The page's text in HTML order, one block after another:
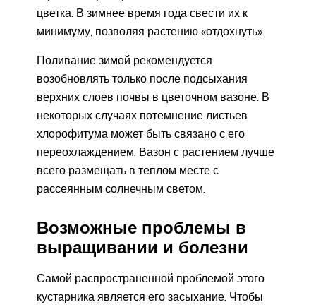
цветка. В зимнее время года свести их к
минимуму, позволяя растению «отдохнуть».
Поливание зимой рекомендуется
возобновлять только после подсыхания
верхних слоев почвы в цветочном вазоне. В
некоторых случаях потемнение листьев
хлорофитума может быть связано с его
переохлаждением. Вазон с растением лучше
всего размещать в теплом месте с
рассеянным солнечным светом.
Возможные проблемы в
выращивании и болезни
Самой распространенной проблемой этого
кустарника является его засыхание. Чтобы